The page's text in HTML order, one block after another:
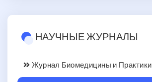
НАУЧНЫЕ ЖУРНАЛЫ
Журнал Биомедицины и Практики